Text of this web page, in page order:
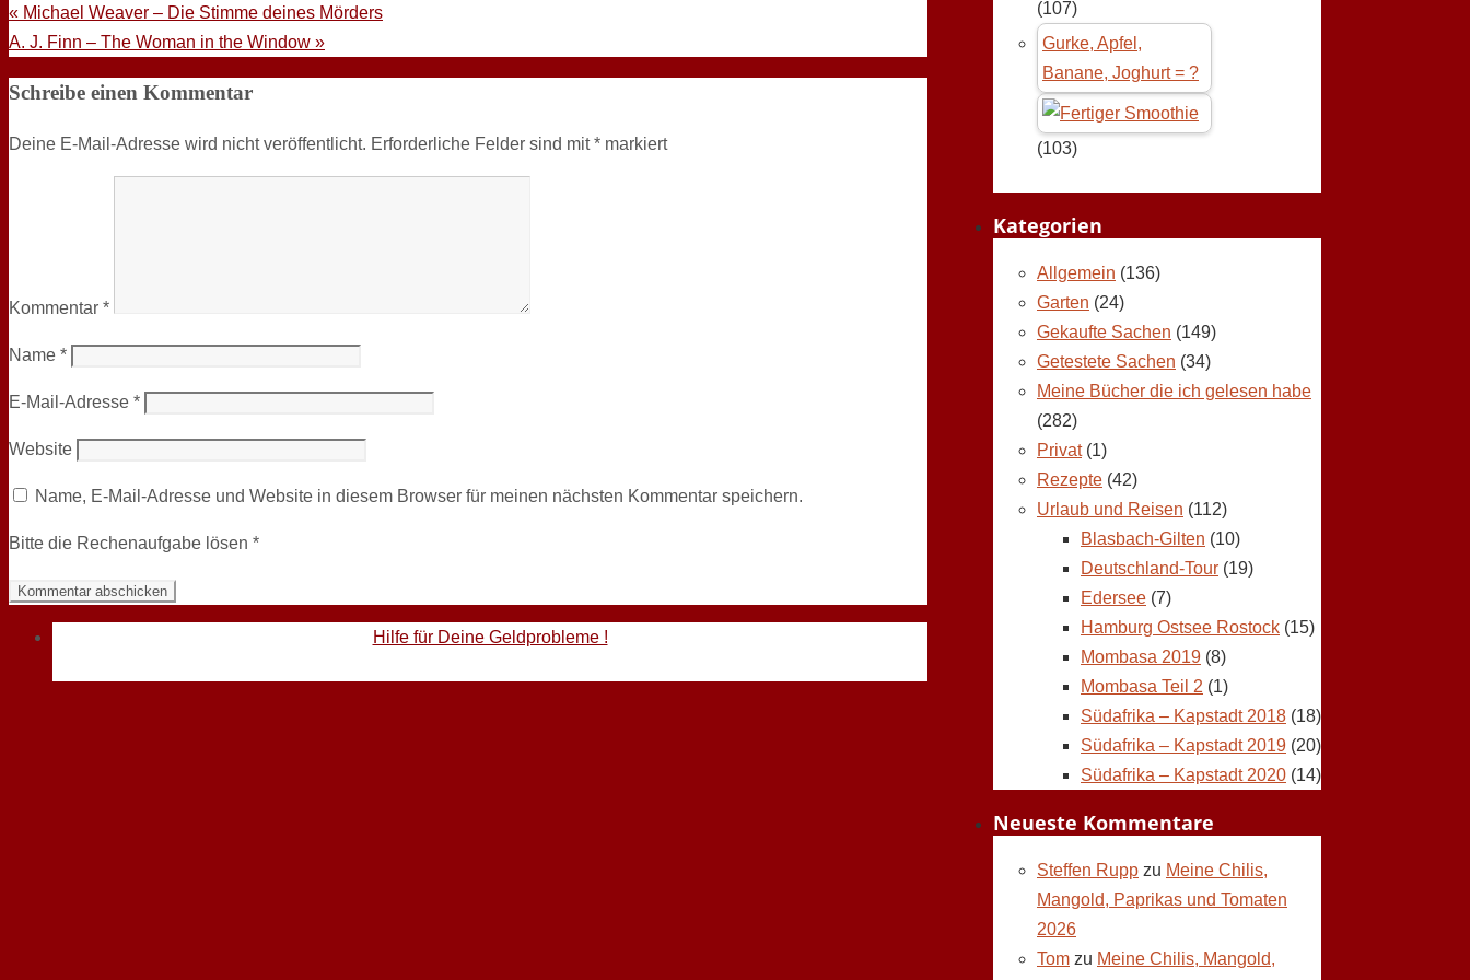
« Michael Weaver – Die Stimme deines Mörders
A. J. Finn – The Woman in the Window »
Schreibe einen Kommentar
Deine E-Mail-Adresse wird nicht veröffentlicht. Erforderliche Felder sind mit* markiert
Kommentar *
Name *
E-Mail-Adresse *
Website
Name, E-Mail-Adresse und Website in diesem Browser für meinen nächsten Kommentar speichern.
Bitte die Rechenaufgabe lösen *
Hilfe für Deine Geldprobleme !
(107)
Gurke, Apfel,
Banane, Joghurt = ?
(103)
Kategorien
Allgemein (136)
Garten (24)
Gekaufte Sachen (149)
Getestete Sachen (34)
Meine Bücher die ich gelesen habe
(282)
Privat(1)
Rezepte (42)
Urlaub und Reisen (112)
Blasbach-Gilten (10)
Deutschland-Tour (19)
Edersee (7)
Hamburg Ostsee Rostock (15)
Mombasa 2019 (8)
Mombasa Teil 2 (1)
Südafrika – Kapstadt 2018 (18)
Südafrika – Kapstadt 2019 (20)
Südafrika – Kapstadt 2020 (14)
Neueste Kommentare
Steffen Rupp zu Meine Chilis,
Mangold, Paprikas und Tomaten
2026
Tom zu Meine Chilis, Mangold,